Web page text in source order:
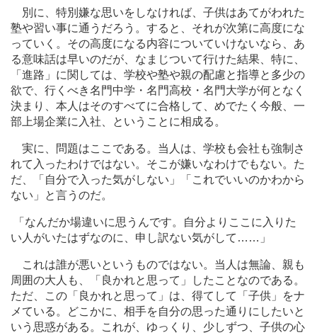
別に、特別嫌な思いをしなければ、子供はあてがわれた
塾や習い事に通うだろう。すると、それが次第に高度にな
っていく。その高度になる内容についていけないなら、あ
る意味話は早いのだが、なまじついて行けた結果、特に、
「進路」に関しては、学校や塾や親の配慮と指導と多少の
欲で、行くべき名門中学・名門高校・名門大学が何となく
決まり、本人はそのすべてに合格して、めでたく今般、一
部上場企業に入社、ということに相成る。
実に、問題はここである。当人は、学校も会社も強制さ
れて入ったわけではない。そこが嫌いなわけでもない。た
だ、「自分で入った気がしない」「これでいいのかわから
ない」と言うのだ。
「なんだか場違いに思うんです。自分よりここに入りた
い人がいたはずなのに、申し訳ない気がして … …」
これは誰が悪いというものではない。当人は無論、親も
周囲の大人も、「良かれと思って」したことなのである。
ただ、この「良かれと思って」は、得てして「子供」をナ
メている。どこかに、相手を自分の思った通りにしたいと
いう思惑がある。これが、ゆっくり、少しずつ、子供の心